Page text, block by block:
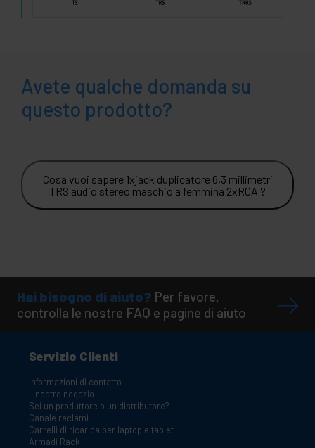
Avete qualche domanda su
questo prodotto?
Cosa vuoi sapere 1xjack duplicatore 6,3 millimetri
TRS audio stereo maschio a femmina 2xRCA ?
Hai bisogno di aiuto? Per favore,
controlla le nostre FAQ e pagine di aiuto
Servizio Clienti
Informazioni di contatto
Il nostro negozio
Sei un produttore o un distributore?
Canale reclami
Carrelli di ricarica per laptop e tablet
Armadi Rack